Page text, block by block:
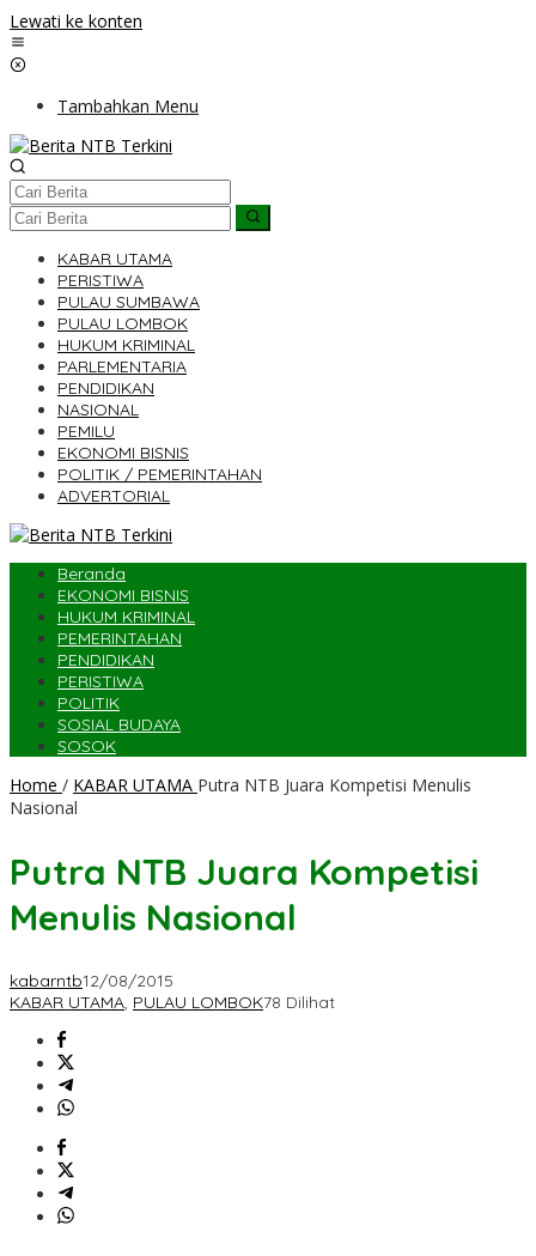
Lewati ke konten
Tambahkan Menu
KABAR UTAMA
PERISTIWA
PULAU SUMBAWA
PULAU LOMBOK
HUKUM KRIMINAL
PARLEMENTARIA
PENDIDIKAN
NASIONAL
PEMILU
EKONOMI BISNIS
POLITIK / PEMERINTAHAN
ADVERTORIAL
Beranda
EKONOMI BISNIS
HUKUM KRIMINAL
PEMERINTAHAN
PENDIDIKAN
PERISTIWA
POLITIK
SOSIAL BUDAYA
SOSOK
Home / KABAR UTAMA Putra NTB Juara Kompetisi Menulis
Nasional
Putra NTB Juara Kompetisi
Menulis Nasional
kabarntb12/08/2015
KABAR UTAMA, PULAU LOMBOK78 Dilihat